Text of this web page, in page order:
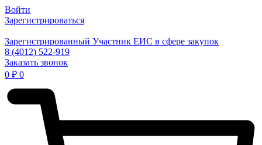
Войти
Зарегистрироваться
Зарегистрированный Участник ЕИС в сфере закупок
8 (4012) 522-919
Заказать звонок
0 ₽ 0